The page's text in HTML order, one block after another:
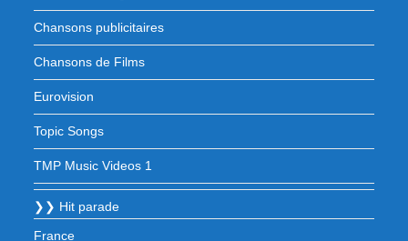
Chansons publicitaires
Chansons de Films
Eurovision
Topic Songs
TMP Music Videos 1
❯❯ Hit parade
France